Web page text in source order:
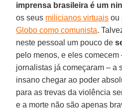
imprensa brasileira é um
os seus milicianos virtuais ou
Globo como comunista.
neste pessoal um pouco de
pelo menos, e eles comecem
jornalistas já começaram – a
insano chegar ao poder
para as trevas da violência
e a morte não são apenas